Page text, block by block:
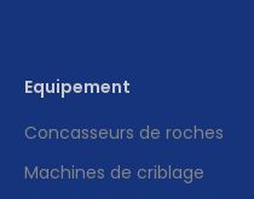
Equipement
Concasseurs de roches
Machines de criblage